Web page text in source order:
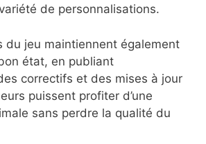
de personnalisations.
du jeu maintiennent également
état, en publiant
correctifs et des mises à jour
puissent profiter d’une
sans perdre la qualité du